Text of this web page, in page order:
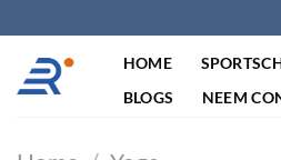
naar
inhoud
HOME
BLOGS
NEEM